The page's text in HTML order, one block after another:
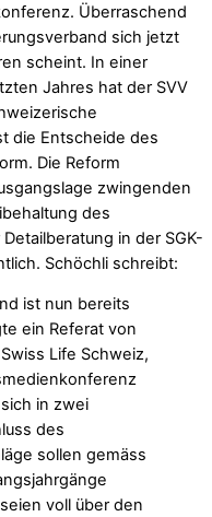
Überraschend
sich jetzt
scheint. In einer
Jahres hat der SVV
die Entscheide des
Die Reform
zwingenden
des
in der SGK-
Schöchli schreibt:
ist nun bereits
ein Referat von
Life Schweiz,
in zwei
des
sollen gemäss
voll über den